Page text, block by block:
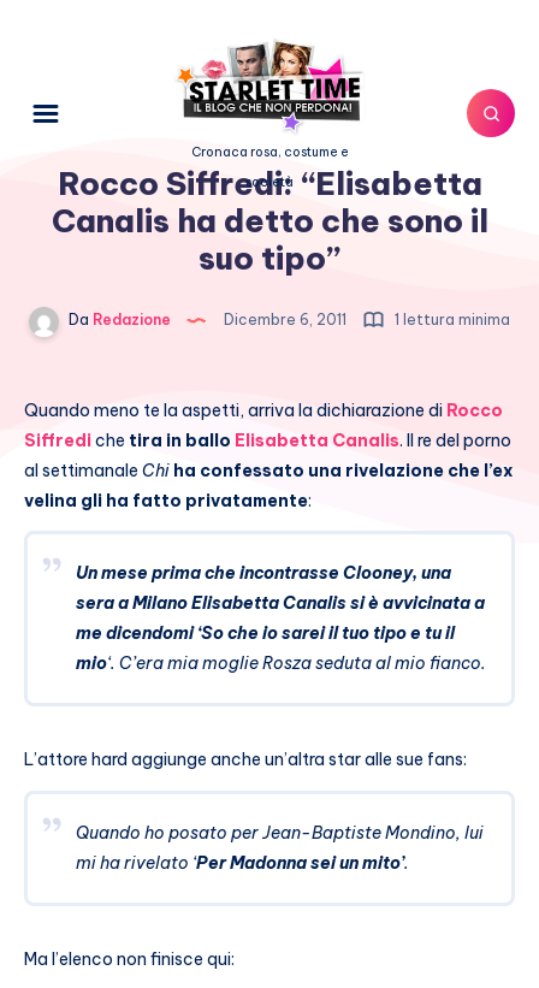
Cronaca rosa, costume e
società
Rocco Siffredi: “Elisabetta
Canalis ha detto che sono il
suo tipo”
Da Redazione Dicembre 6, 2011 1 lettura minima
Quando meno te la aspetti, arriva la dichiarazione di Rocco
Siffrediche tira in ballo Elisabetta Canalis. Il re del porno
al settimanale Chi ha confessato una rivelazione che l’ex
velina gli ha fatto privatamente:
Un mese prima che incontrasse Clooney, una
sera a Milano Elisabetta Canalis si è avvicinata a
me dicendomi ‘So che io sarei il tuo tipo e tu il
mio‘. C’era mia moglie Rosza seduta al mio fianco.
L’attore hard aggiunge anche un’altra star alle sue fans:
Quando ho posato per Jean-Baptiste Mondino, lui
mi ha rivelato ‘Per Madonna sei un mito’.
Ma l’elenco non finisce qui: